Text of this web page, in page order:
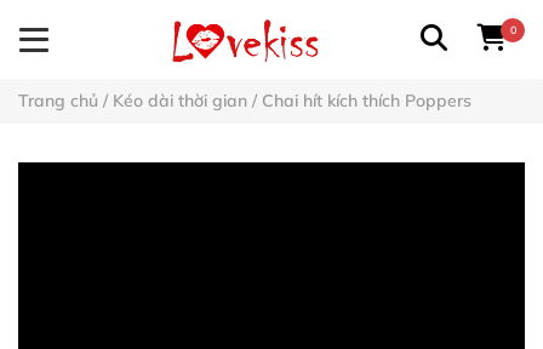
0
Trang chủ / Kéo dài thời gian / Chai hít kích thích Poppers